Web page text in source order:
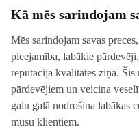
Kā mēs sarindojam
Mēs sarindojam savas
pieejamība, labākie
reputācija kvalitātes ziņā.
pārdevējiem un veicina
galu galā nodrošina labākas
mūsu klientiem.